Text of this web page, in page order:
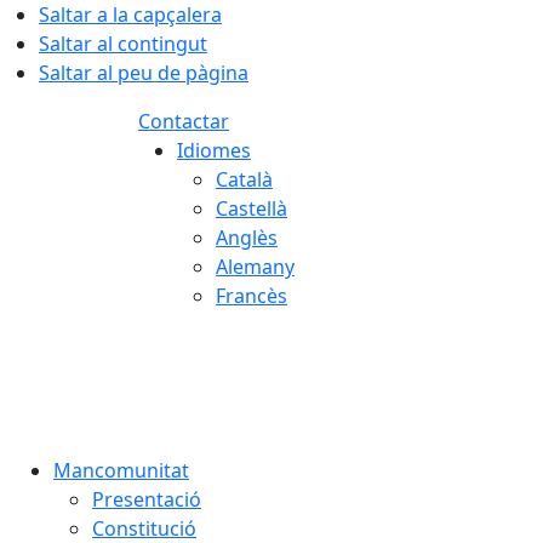
Saltar a la capçalera
Saltar al contingut
Saltar al peu de pàgina
Contactar
Idiomes
Català
Castellà
Anglès
Alemany
Francès
Mancomunitat
Presentació
Constitució